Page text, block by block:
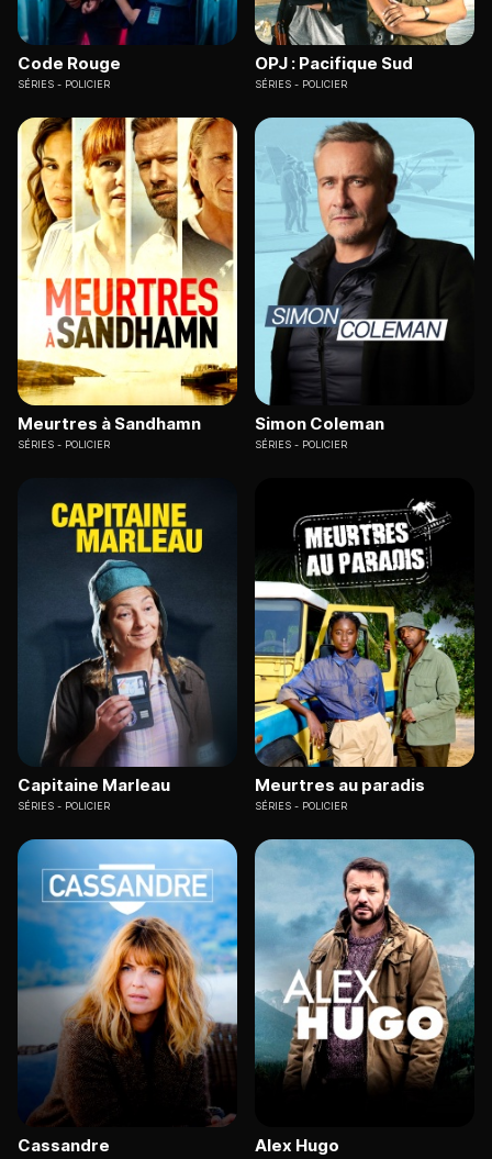
Code Rouge
SÉRIES POLICIER
OPJ : Pacifique Sud
SÉRIES POLICIER
Meurtres à Sandhamn
SÉRIES POLICIER
Simon Coleman
SÉRIES POLICIER
Capitaine Marleau
SÉRIES POLICIER
Meurtres au paradis
SÉRIES POLICIER
Cassandre Alex Hugo